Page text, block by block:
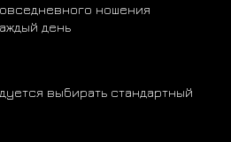
ношения
день
выбирать стандартный